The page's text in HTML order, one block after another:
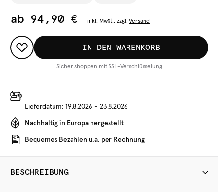
ab 94,90 € inkl. MwSt., zzgl. Versand
IN DEN WARENKORB
Sicher shoppen mit SSL-Verschlüsselung
Lieferdatum: 19.8.2026 - 23.8.2026
Nachhaltig in Europa hergestellt
Bequemes Bezahlen u.a. per Rechnung
BESCHREIBUNG